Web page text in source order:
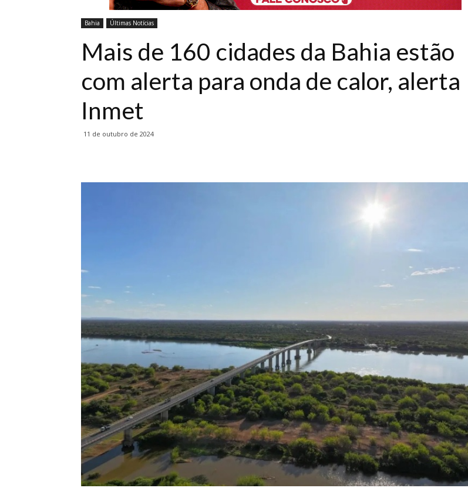
Bahia Últimas Notícias
Mais de 160 cidades da Bahia estão
com alerta para onda de calor, alerta
Inmet
11 de outubro de 2024